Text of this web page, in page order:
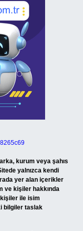
kurum veya şahıs
yalnızca kendi
yer alan içerikler
ve kişiler hakkında
ile isim
bilgiler taslak